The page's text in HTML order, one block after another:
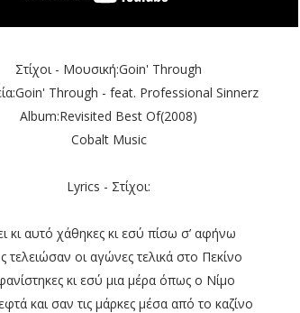
Στίχοι - Μουσική:Goin' Through
Through - feat. Professional Sinnerz
Album:Revisited Best Of(2008)
Cobalt Music
Lyrics - Στίχοι:
κι αυτό χάθηκες κι εσύ πίσω σ’ αφήνω
τελειώσαν οι αγώνες τελικά στο Πεκίνο
κι εσύ μια μέρα όπως ο Νίμο
και σαν τις μάρκες μέσα από το καζίνο